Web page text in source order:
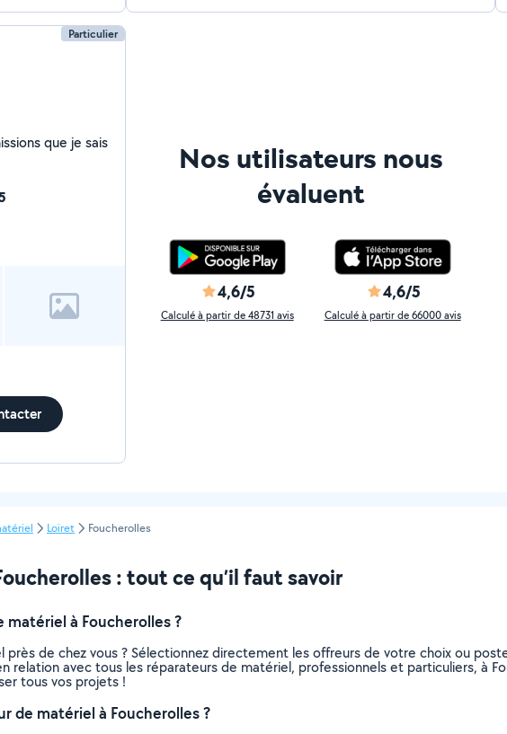
Particulier
que je sais
Nos utilisateurs nous
évaluent
4,6/5
Calculé à partir de 48731 avis
4,6/5
Calculé à partir de 66000 avis
Loiret Foucherolles
: tout ce qu’il faut savoir
à Foucherolles ?
près de chez vous ? Sélectionnez directement les offreurs de votre choix ou
relation avec tous les réparateurs de matériel, professionnels et particuliers, à
tous vos projets !
de matériel à Foucherolles ?